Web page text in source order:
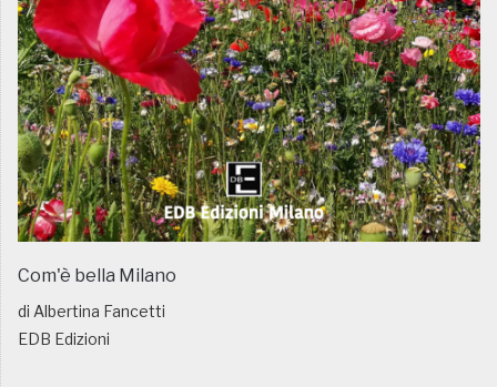
Com'è bella Milano
di Albertina Fancetti
EDB Edizioni